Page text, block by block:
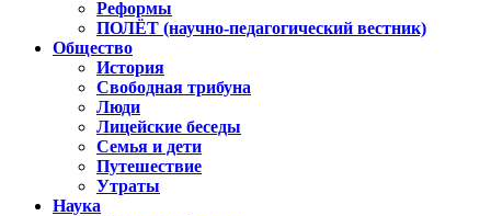
Реформы
ПОЛЁТ (научно-педагогический вестник)
Общество
История
Свободная трибуна
Люди
Лицейские беседы
Семья и дети
Путешествие
Утраты
Наука